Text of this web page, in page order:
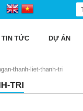
TIN TỨC DỰ ÁN
thanh-liet-thanh-tri
TRI